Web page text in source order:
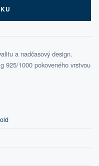
a nadčasový design.
925/1000 pokoveného vrstvou